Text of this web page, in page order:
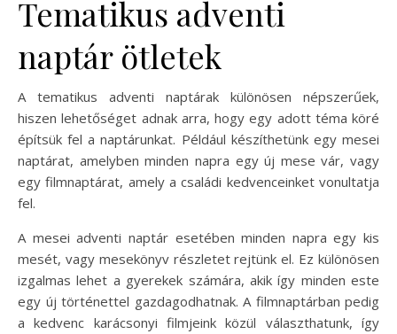
Tematikus adventi
naptár ötletek
A tematikus adventi naptárak különösen népszerűek,
hiszen lehetőséget adnak arra, hogy egy adott téma köré
építsük fel a naptárunkat. Például készíthetünk egy mesei
naptárat, amelyben minden napra egy új mese vár, vagy
egy filmnaptárat, amely a családi kedvenceinket vonultatja
fel.
A mesei adventi naptár esetében minden napra egy kis
mesét, vagy mesekönyv részletet rejtünk el. Ez különösen
izgalmas lehet a gyerekek számára, akik így minden este
egy új történettel gazdagodhatnak. A filmnaptárban pedig
a kedvenc karácsonyi filmjeink közül választhatunk, így